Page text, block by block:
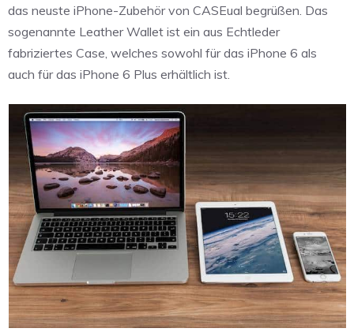
das neuste iPhone-Zubehör von CASEual begrüßen. Das
sogenannte Leather Wallet ist ein aus Echtleder
fabriziertes Case, welches sowohl für das iPhone 6 als
auch für das iPhone 6 Plus erhältlich ist.